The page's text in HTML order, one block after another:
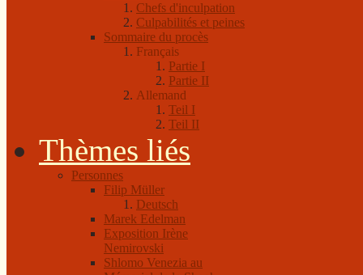
Chefs d'inculpation
Culpabilités et peines
Sommaire du procès
Français
Partie I
Partie II
Allemand
Teil I
Teil II
Thèmes liés
Personnes
Filip Müller
Deutsch
Marek Edelman
Exposition Irène
Nemirovski
Shlomo Venezia au